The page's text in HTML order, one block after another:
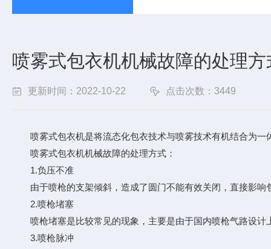
喷雾式包衣机机械故障的处理方
更新时间：2022-10-22 点击次数：3449
喷雾式包衣机是将流态化包衣技术与喷雾技术有机结合为
喷雾式包衣机机械故障的处理方式：
1.负压不准
由于喷枪的支架倾斜，造成了圆门不能有效关闭，直接影响
2.喷枪堵塞
喷枪堵塞是比较常见的现象，主要是由于国内喷枪气路设计
3.喷枪脉冲